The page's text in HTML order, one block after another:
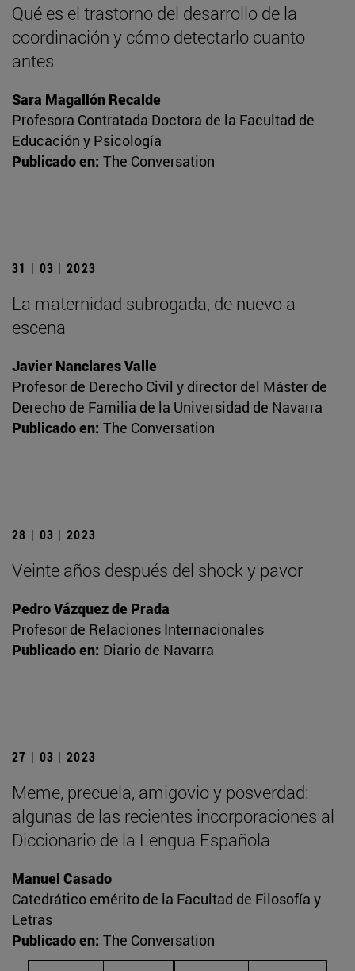
Qué es el trastorno del desarrollo de la
coordinación y cómo detectarlo cuanto
antes
Sara Magallón Recalde
Profesora Contratada Doctora de la Facultad de
Educación y Psicología
Publicado en: The Conversation
31 | 03 | 2023
La maternidad subrogada, de nuevo a
escena
Javier Nanclares Valle
Profesor de Derecho Civil y director del Máster de
Derecho de Familia de la Universidad de Navarra
Publicado en: The Conversation
28 | 03 | 2023
Veinte años después del shock y pavor
Pedro Vázquez de Prada
Profesor de Relaciones Internacionales
Publicado en: Diario de Navarra
27 | 03 | 2023
Meme, precuela, amigovio y posverdad:
algunas de las recientes incorporaciones al
Diccionario de la Lengua Española
Manuel Casado
Catedrático emérito de la Facultad de Filosofía y
Letras
Publicado en: The Conversation